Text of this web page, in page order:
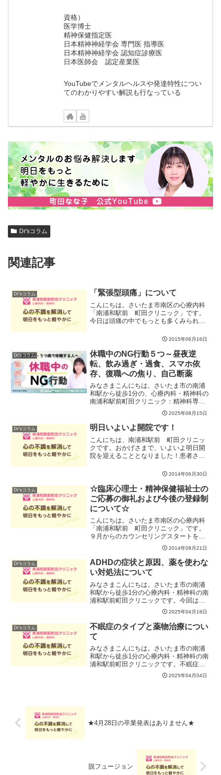
資格）
医学博士
精神保健指定医
日本精神神経学会 専門医 指導医
日本精神神経学会 認知症診療医
日本医師会 認定産業医
YouTubeでメンタルヘルスや発達特性につい
てのわかりやすい解説も行なっている
Dr'sコラム
関連記事
Dr'sコラム 「緊張型頭痛」について
こんにちは。さいたま市南区の心療内科
「南浦和駅前 町田クリニック」です。
今日は頭痛の中でもっとも多くみられる
す。頭痛には大きくわけると「緊張型頭
痛」と「片頭痛」があり、「緊張型頭
痛」はおおよそ一次性頭痛の...
2015年06月16日
Dr'sコラム
休職中のNG行動５つ～昼夜逆
転、飲み過ぎ・過食、スマホ依
存、復職への焦り、自己断薬
みなさまこんにちは。さいたま市の南浦
和駅から徒歩1分の、心療内科・精神科の
南浦和駅前町田クリニック：精神科専門
医 町田なな子 です。今回は「休職中
のNG行動５つ」をテーマに、分かりやす
く解説します。1昼夜逆転朝の光をあびる
と、体内時計が整い...
2025年08月15日
Dr'sコラム 明日いよいよ開院です！
こんにちは、南浦和駅前 町田クリニッ
クです。おかげさまで、いよいよ明日開
院を迎えることとなりました！患者さま
だき大変嬉しく思います。これからも地
域のお役にたてるよう、研鑽して参りま
すので どうぞよろしくお...
2014年06月30日
Dr'sコラム
☆臨床心理士・精神保健福祉士の
ご応募の御礼および今後の登録制
について☆
こんにちは。さいたま市南区の心療内科
「南浦和駅前 町田クリニック」です。
９月からのカウンセリングスタートを前
に、多くの臨床心理士・精神保健福祉士
の方が面接にいらしてくださりとても感
謝しています。数々の現場で経験を積ま
れた幅広いキャリアの方々...
2014年08月21日
Dr'sコラム
ADHDの症状と原因、薬を使わな
い対処法について
みなさまこんにちは。さいたま市の南浦
和駅から徒歩1分の心療内科・精神科の南
浦和駅前町田クリニックです。今回は、
ADHDの症状とその対処方法についてお
伝えします。＜はじめに＞ADHDの方に
は、良いところが沢山あります。行動力
がある、切換が早く...
2025年04月18日
Dr'sコラム
不眠症のタイプと薬物治療につい
て
みなさまこんにちは。さいたま市の南浦
和駅から徒歩1分の心療内科・精神科の南
浦和駅前町田クリニックです。不眠症の
症状にはいくつかタイプがあることと、
お薬を使わない治療方法については、前
2025年04月04日
★4月28日の卒業発表はありません★
脱フュージョン